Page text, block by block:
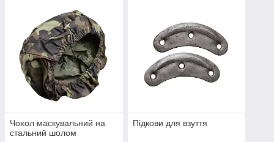
Чохол маскувальний на
стальний шолом
Підкови для взуття